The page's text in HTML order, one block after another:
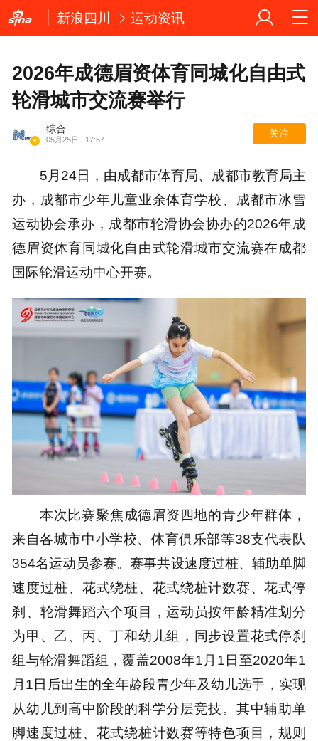
新浪四川 运动资讯
2026年成德眉资体育同城化自由式
轮滑城市交流赛举行
综合
05月25日 17:57
关注
5月24日，由成都市体育局、成都市教育局主
办，成都市少年儿童业余体育学校、成都市冰雪
运动协会承办，成都市轮滑协会协办的2026年成
德眉资体育同城化自由式轮滑城市交流赛在成都
国际轮滑运动中心开赛。
本次比赛聚焦成德眉资四地的青少年群体，
来自各城市中小学校、体育俱乐部等38支代表队
354名运动员参赛。赛事共设速度过桩、辅助单脚
速度过桩、花式绕桩、花式绕桩计数赛、花式停
刹、轮滑舞蹈六个项目，运动员按年龄精准划分
为甲、乙、丙、丁和幼儿组，同步设置花式停刹
组与轮滑舞蹈组，覆盖2008年1月1日至2020年1
月1日后出生的全年龄段青少年及幼儿选手，实现
从幼儿到高中阶段的科学分层竞技。其中辅助单
脚速度过桩、花式绕桩计数赛等特色项目，规则